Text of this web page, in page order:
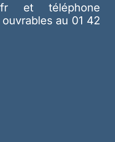
et téléphone
au 01 42